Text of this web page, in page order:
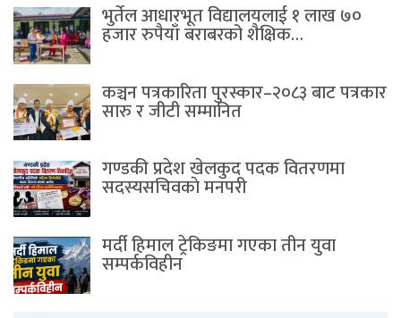
भुर्तेल आधारभूत विद्यालयलाई १ लाख ७०
हजार रुपैयाँ बराबरको शैक्षिक…
कञ्चन पत्रकारिता पुरस्कार–२०८३ बाट पत्रकार
सारु र जीटी सम्मानित
गण्डकी प्रदेश खेलकुद पदक वितरणमा
सदस्यसचिवकाे मनपरी
मर्दी हिमाल ट्रेकिङमा गएका तीन युवा
सम्पर्कविहीन